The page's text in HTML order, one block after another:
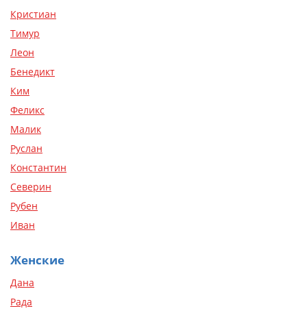
Кристиан
Тимур
Леон
Бенедикт
Ким
Феликс
Малик
Руслан
Константин
Северин
Рубен
Иван
Женские
Дана
Рада